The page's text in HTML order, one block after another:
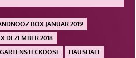
BOX JANUAR 2019
DEZEMBER 2018
GARTENSTECKDOSE
HAUSHALT